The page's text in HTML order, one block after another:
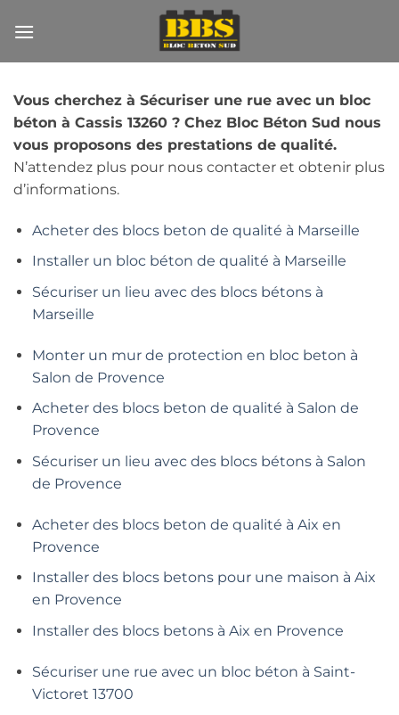
au
Vous cherchez à Sécuriser une rue avec un bloc
béton à Cassis 13260 ? Chez Bloc Béton Sud nous
vous proposons des prestations de qualité.
N’attendez plus pour nous contacter et obtenir plus
d’informations.
Acheter des blocs beton de qualité à Marseille
Installer un bloc béton de qualité à Marseille
Sécuriser un lieu avec des blocs bétons à
Marseille
Monter un mur de protection en bloc beton à
Salon de Provence
Acheter des blocs beton de qualité à Salon de
Provence
Sécuriser un lieu avec des blocs bétons à Salon
de Provence
Acheter des blocs beton de qualité à Aix en
Provence
Installer des blocs betons pour une maison à Aix
en Provence
Installer des blocs betons à Aix en Provence
Sécuriser une rue avec un bloc béton à Saint-
Victoret 13700